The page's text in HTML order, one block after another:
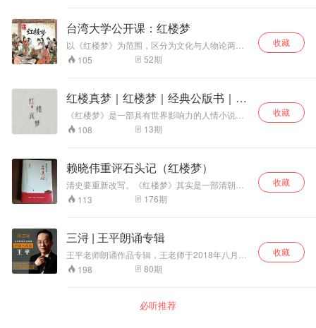
传《千字文》是南
朝的梁武帝为教育
子侄而令周兴嗣所
作。周兴嗣绞尽脑
但当他交稿的时
候，已经两鬓斑
白。 周兴嗣用一千
个不同的汉字，勾
华文化史基本轮
廓，通篇脉络清
晰，辞藻华丽，音
韵谐美，自字引经
据典，读来朗朗上
王世贞称其为“绝妙
文章”。 而今天我
们重读这篇《千字
文》，就如同回到
听他侃侃而谈，一
台湾大学公开课：红楼梦
以《红楼梦》为范围，区分为文化与人物论两大
范畴，深度解读《红楼梦》。
105 52期
收藏
红楼真梦｜红楼梦｜经典公版书｜四
大名著
《红楼梦》是一部具有世界影响力的人情小说、
中国封建社会的百科全书、传统文化的集大成
者。其作者以“大旨谈情，实录其事”自勉，只按自
致，取得了非凡的艺术成就。“真事隐去，假语存
焉”的特殊笔法更是令后世读者脑洞大开，揣测之
说久而遂多。二十世纪以来，《红楼梦》更以其
丰富深刻的思想底蕴和异常出色的艺术成就使学
术界产生了以其为研究对象的专门学问——红
108 13期
收藏
赖晓伟重评石头记（红楼梦）
清史要重新改写。《红楼梦》其实是一部清朝的
史书。 其实，《红楼梦》书上讲得很明白，天上
的神瑛侍者（传国玺的化身）下凡，投胎到了大
皇宫里的荣华富贵，最后重新变回石头，将在清
宫里的所见所闻（宫闱秘史）刻在了石头之上，
留给了后世。 原来，《红楼梦》的“红楼”二字其
实是指紫禁城。书中的贾府其实就是大清皇家，
大观园则是圆明园，贾宝玉其实是大清皇帝，林
世、董鄂妃之死等大量的清宫秘史。 本书《赖晓
113 176期
收藏
三浔 | 王平朗诵专辑
王平老师朗诵作品专辑，王老师于2018年八月创
立了三浔《朗诵大家庭》，并且为平台创始人，
通过线下朗诵活动与线上交流学习，为喜欢朗诵
学习、共同提高的一个平台。认识你我他，大家
是一家。大家朗诵，快乐无穷；展示才华，再显
198 80期
收藏
必听推荐